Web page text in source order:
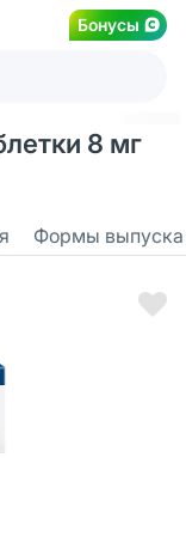
Бонусы
8 мг
Формы выпуска